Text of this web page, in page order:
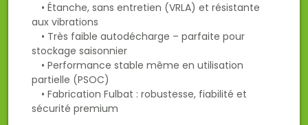
• Étanche, sans entretien (VRLA) et résistante
aux vibrations
• Très faible autodécharge – parfaite pour
stockage saisonnier
• Performance stable même en utilisation
partielle (PSOC)
• Fabrication Fulbat : robustesse, fiabilité et
sécurité premium